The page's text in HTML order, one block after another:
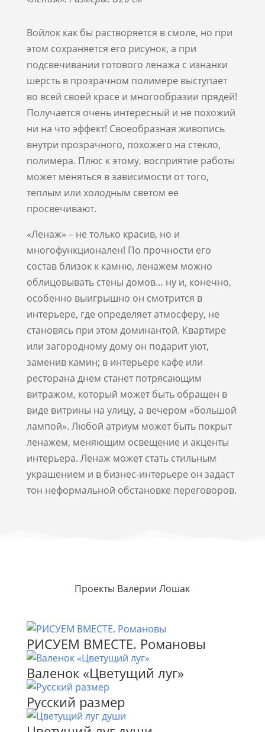
Войлок как бы растворяется в смоле, но при
этом сохраняется его рисунок, а при
подсвечивании готового ленажа с изнанки
шерсть в прозрачном полимере выступает
во всей своей красе и многообразии прядей!
Получается очень интересный и не похожий
ни на что эффект! Своеобразная живопись
внутри прозрачного, похожего на стекло,
полимера. Плюс к этому, восприятие работы
может меняться в зависимости от того,
теплым или холодным светом ее
просвечивают.
«Ленаж» – не только красив, но и
многофункционален! По прочности его
состав близок к камню, ленажем можно
облицовывать стены домов… ну и, конечно,
особенно выигрышно он смотрится в
интерьере, где определяет атмосферу, не
становясь при этом доминантой. Квартире
или загородному дому он подарит уют,
заменив камин; в интерьере кафе или
ресторана днем станет потрясающим
витражом, который может быть обращен в
виде витрины на улицу, а вечером «большой
лампой». Любой атриум может быть покрыт
ленажем, меняющим освещение и акценты
интерьера. Ленаж может стать стильным
украшением и в бизнес-интерьере он задаст
тон неформальной обстановке переговоров.
Проекты Валерии Лошак
РИСУЕМ ВМЕСТЕ. Романовы
Валенок «Цветущий луг»
Русский размер